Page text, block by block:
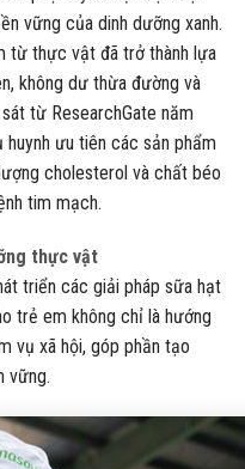
vững của dinh dưỡng xanh.
từ thực vật đã trở thành lựa
không dư thừa đường và
từ ResearchGate năm
ưu tiên các sản phẩm
cholesterol và chất béo
tim mạch.
thực vật
triển các giải pháp sữa hạt
trẻ em không chỉ là hướng
vụ xã hội, góp phần tạo
vững.